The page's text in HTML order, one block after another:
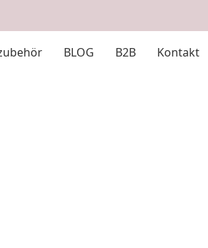
BLOG B2B Kontakt